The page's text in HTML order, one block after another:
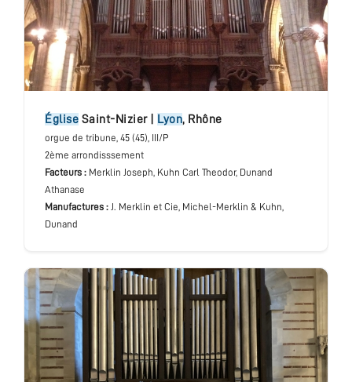
église Saint-Nizier| Lyon, Rhône
orgue de tribune, 45 (45), III/P
2ème arrondisssement
Facteurs : Merklin Joseph, Kuhn Carl Theodor, Dunand
Athanase
Manufactures : J. Merklin et Cie, Michel-Merklin & Kuhn,
Dunand